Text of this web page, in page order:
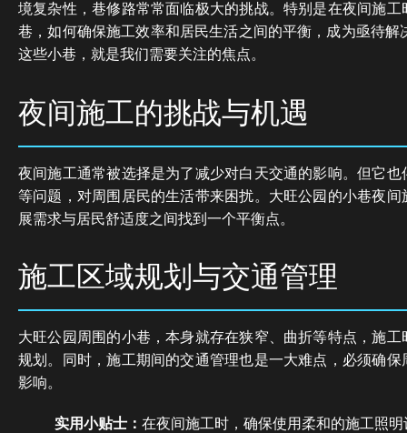
境复杂性，巷修路常常面临极大的挑战。特别是在夜间施
巷，如何确保施工效率和居民生活之间的平衡，成为亟待解
这些小巷，就是我们需要关注的焦点。
夜间施工的挑战与机遇
夜间施工通常被选择是为了减少对白天交通的影响。但它
等问题，对周围居民的生活带来困扰。大旺公园的小巷夜
展需求与居民舒适度之间找到一个平衡点。
施工区域规划与交通管理
大旺公园周围的小巷，本身就存在狭窄、曲折等特点，施
规划。同时，施工期间的交通管理也是一大难点，必须确
影响。
实用小贴士： 在夜间施工时，确保使用柔和的施工照